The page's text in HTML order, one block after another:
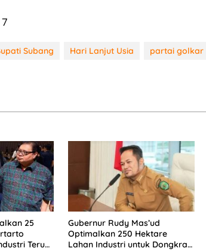
Subang Hari Lanjut Usia partai golkar
25
Terus
Gubernur Rudy Mas’ud
Optimalkan 250 Hektare
Lahan Industri untuk Dongkrak